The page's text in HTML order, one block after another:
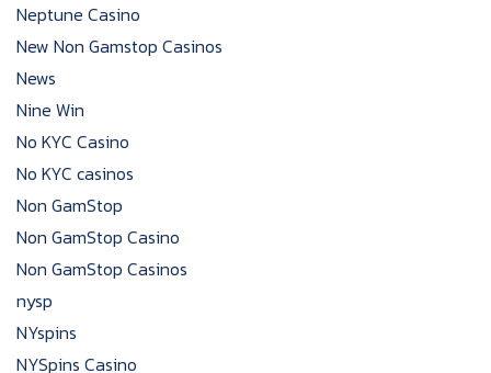
Neptune Casino
New Non Gamstop Casinos
News
Nine Win
No KYC Casino
No KYC casinos
Non GamStop
Non GamStop Casino
Non GamStop Casinos
nysp
NYspins
NYSpins Casino